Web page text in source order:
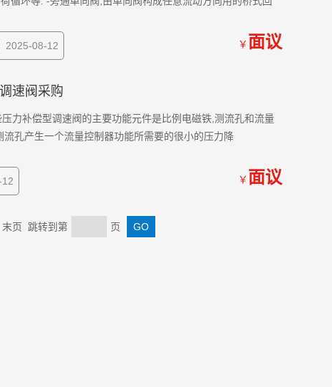
2025-08-12 ￥ 面议
速阀采购
力补偿型调速阀的主要功能元件是比例电磁铁,测流孔和流量
孔产生一个流量控制器功能所需要的很小的压力降
￥ 面议
页 跳转到第 页